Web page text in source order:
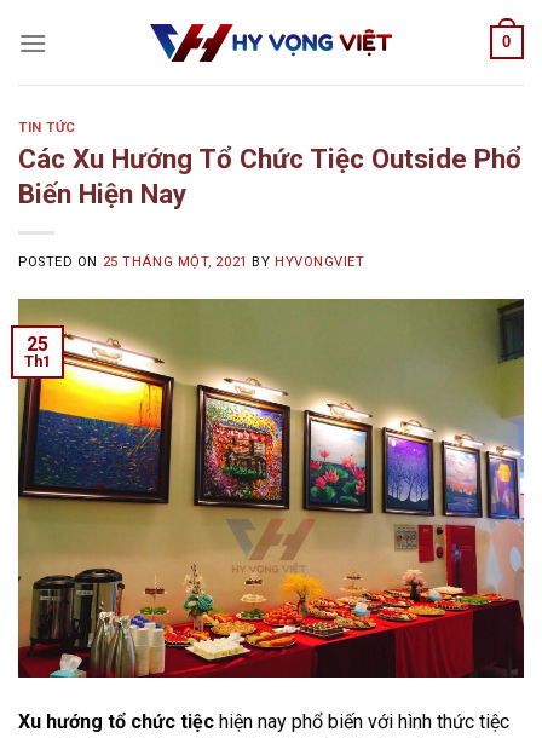
0
TIN TỨC
Các Xu Hướng Tổ Chức Tiệc Outside Phổ
Biến Hiện Nay
POSTED ON 25 THÁNG MỘT, 2021 BY HYVONGVIET
25
Th1
Xu hướng tổ chức tiệc hiện nay phổ biến với hình thức tiệc